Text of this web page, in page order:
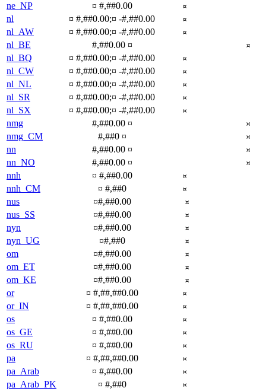
ne_NP ¤ #,##0.00 ¤
nl ¤ #,##0.00;¤ -#,##0.00 ¤
nl_AW ¤ #,##0.00;¤ -#,##0.00 ¤
nl_BE #,##0.00 ¤ ¤
nl_BQ ¤ #,##0.00;¤ -#,##0.00 ¤
nl_CW ¤ #,##0.00;¤ -#,##0.00 ¤
nl_NL ¤ #,##0.00;¤ -#,##0.00 ¤
nl_SR ¤ #,##0.00;¤ -#,##0.00 ¤
nl_SX ¤ #,##0.00;¤ -#,##0.00 ¤
nmg #,##0.00 ¤ ¤
nmg_CM #,##0 ¤ ¤
nn #,##0.00 ¤ ¤
nn_NO #,##0.00 ¤ ¤
nnh ¤ #,##0.00 ¤
nnh_CM ¤ #,##0 ¤
nus ¤#,##0.00 ¤
nus_SS ¤#,##0.00 ¤
nyn ¤#,##0.00 ¤
nyn_UG ¤#,##0 ¤
om ¤#,##0.00 ¤
om_ET ¤#,##0.00 ¤
om_KE ¤#,##0.00 ¤
or ¤ #,##,##0.00 ¤
or_IN ¤ #,##,##0.00 ¤
os ¤ #,##0.00 ¤
os_GE ¤ #,##0.00 ¤
os_RU ¤ #,##0.00 ¤
pa ¤ #,##,##0.00 ¤
pa_Arab ¤ #,##0.00 ¤
pa_Arab_PK ¤ #,##0 ¤